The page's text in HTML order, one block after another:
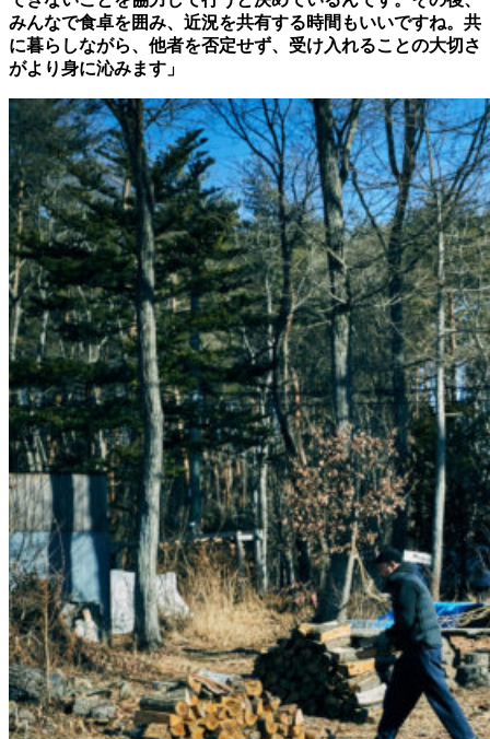
みんなで食卓を囲み、近況を共有する時間もいいですね。共
に暮らしながら、他者を否定せず、受け入れることの大切さ
がより身に沁みます」